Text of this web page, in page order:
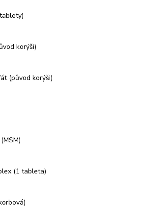
korýši)
(původ korýši)
(1 tableta)